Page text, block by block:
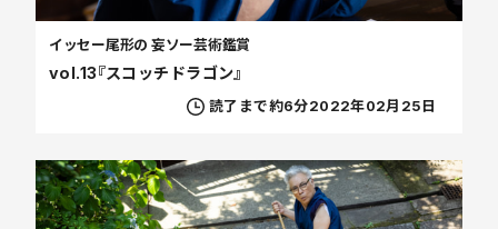
vol.13『スコッチドラゴン』
イッセー尾形の 妄ソー芸術鑑賞
読了まで約6分2022年02月25日